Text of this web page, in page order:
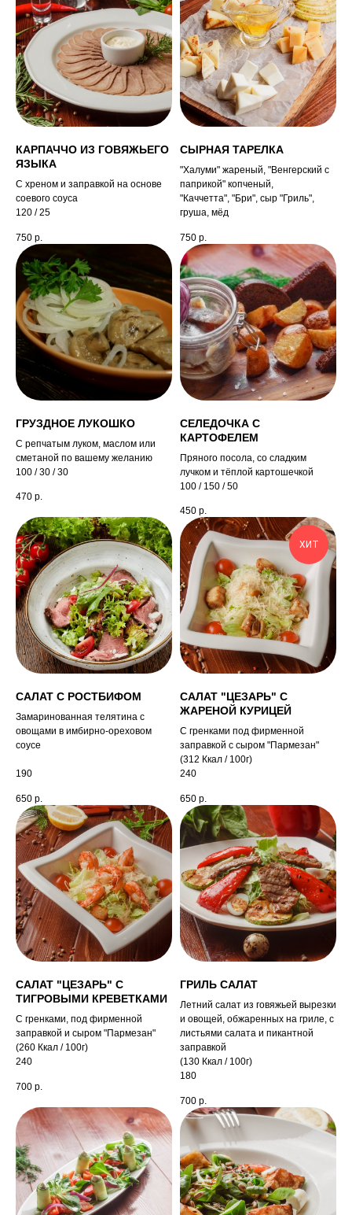
КАРПАЧЧО ИЗ ГОВЯЖЬЕГО
ЯЗЫКА
С хреном и заправкой на основе
соевого соуса
120 / 25
750 р.
СЫРНАЯ ТАРЕЛКА
"Халуми" жареный, "Венгерский с
паприкой" копченый,
"Каччетта", "Бри", сыр "Гриль",
груша, мёд
750 р.
ГРУЗДНОЕ ЛУКОШКО
С репчатым луком, маслом или
сметаной по вашему желанию
100 / 30 / 30
470 р.
СЕЛЕДОЧКА С
КАРТОФЕЛЕМ
Пряного посола, со сладким
лучком и тёплой картошечкой
100 / 150 / 50
450 р.
САЛАТ С РОСТБИФОМ
Замаринованная телятина с
овощами в имбирно-ореховом
соусе
190
650 р.
ХИТ
САЛАТ "ЦЕЗАРЬ" С
ЖАРЕНОЙ КУРИЦЕЙ
С гренками под фирменной
заправкой с сыром "Пармезан"
(312 Ккал / 100г)
240
650 р.
САЛАТ "ЦЕЗАРЬ" С
ТИГРОВЫМИ КРЕВЕТКАМИ
С гренками, под фирменной
заправкой и сыром "Пармезан"
(260 Ккал / 100г)
240
700 р.
ГРИЛЬ САЛАТ
Летний салат из говяжьей вырезки
и овощей, обжаренных на гриле, с
листьями салата и пикантной
заправкой
(130 Ккал / 100г)
180
700 р.